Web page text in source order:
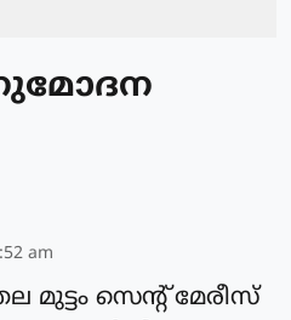
am
മുട്ടം സെൻ്റ് മേരീസ്